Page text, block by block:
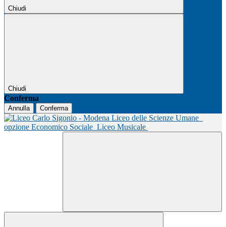
Chiudi
Chiudi
Conferma
Annulla Conferma
Liceo delle Scienze Umane
opzione Economico Sociale Liceo Musicale